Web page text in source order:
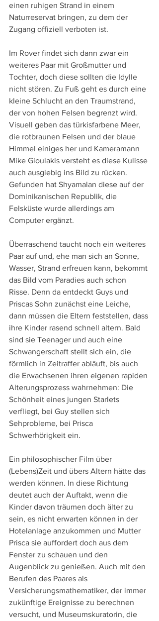
einen ruhigen Strand in einem
Naturreservat bringen, zu dem der
Zugang offiziell verboten ist.
Im Rover findet sich dann zwar ein
weiteres Paar mit Großmutter und
Tochter, doch diese sollten die Idylle
nicht stören. Zu Fuß geht es durch eine
kleine Schlucht an den Traumstrand,
der von hohen Felsen begrenzt wird.
Visuell geben das türkisfarbene Meer,
die rotbraunen Felsen und der blaue
Himmel einiges her und Kameramann
Mike Gioulakis versteht es diese Kulisse
auch ausgiebig ins Bild zu rücken.
Gefunden hat Shyamalan diese auf der
Dominikanischen Republik, die
Felsküste wurde allerdings am
Computer ergänzt.
Überraschend taucht noch ein weiteres
Paar auf und, ehe man sich an Sonne,
Wasser, Strand erfreuen kann, bekommt
das Bild vom Paradies auch schon
Risse. Denn da entdeckt Guys und
Priscas Sohn zunächst eine Leiche,
dann müssen die Eltern feststellen, dass
ihre Kinder rasend schnell altern. Bald
sind sie Teenager und auch eine
Schwangerschaft stellt sich ein, die
förmlich in Zeitraffer abläuft, bis auch
die Erwachsenen ihren eigenen rapiden
Alterungsprozess wahrnehmen: Die
Schönheit eines jungen Starlets
verfliegt, bei Guy stellen sich
Sehprobleme, bei Prisca
Schwerhörigkeit ein.
Ein philosophischer Film über
(Lebens)Zeit und übers Altern hätte das
werden können. In diese Richtung
deutet auch der Auftakt, wenn die
Kinder davon träumen doch älter zu
sein, es nicht erwarten können in der
Hotelanlage anzukommen und Mutter
Prisca sie auffordert doch aus dem
Fenster zu schauen und den
Augenblick zu genießen. Auch mit den
Berufen des Paares als
Versicherungsmathematiker, der immer
zukünftige Ereignisse zu berechnen
versucht, und Museumskuratorin, die